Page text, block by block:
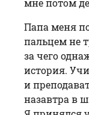
мне потом
Папа меня
пальцем не
за чего
история.
и
назавтра в